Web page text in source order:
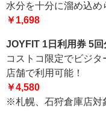
水分を十分に溜め込め
￥1,698
JOYFIT 1日利用券 5回
コストコ限定でビジ
店舗で利用可能！
￥4,580
※札幌、石狩倉庫店対